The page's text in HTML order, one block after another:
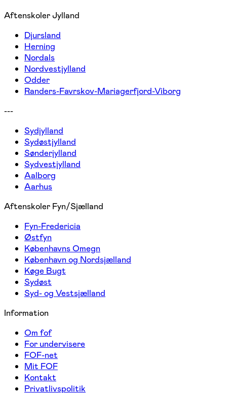
Aftenskoler Jylland
Djursland
Herning
Nordals
Nordvestjylland
Odder
Randers-Favrskov-Mariagerfjord-Viborg
---
Sydjylland
Sydøstjylland
Sønderjylland
Sydvestjylland
Aalborg
Aarhus
Aftenskoler Fyn/Sjælland
Fyn-Fredericia
Østfyn
Københavns Omegn
København og Nordsjælland
Køge Bugt
Sydøst
Syd- og Vestsjælland
Information
Om fof
For undervisere
FOF-net
Mit FOF
Kontakt
Privatlivspolitik